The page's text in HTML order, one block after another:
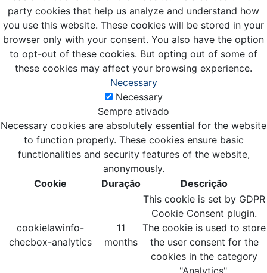
party cookies that help us analyze and understand how
you use this website. These cookies will be stored in your
browser only with your consent. You also have the option
to opt-out of these cookies. But opting out of some of
these cookies may affect your browsing experience.
Necessary
Necessary
Sempre ativado
Necessary cookies are absolutely essential for the website
to function properly. These cookies ensure basic
functionalities and security features of the website,
anonymously.
Cookie
Duração Descrição
cookielawinfo-
checbox-analytics
11
months
This cookie is set by GDPR
Cookie Consent plugin.
The cookie is used to store
the user consent for the
cookies in the category
"Analytics".